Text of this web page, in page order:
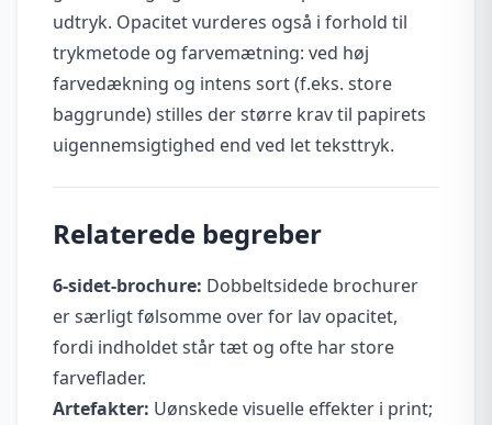
udtryk. Opacitet vurderes også i forhold til
trykmetode og farvemætning: ved høj
farvedækning og intens sort (f.eks. store
baggrunde) stilles der større krav til papirets
uigennemsigtighed end ved let teksttryk.
Relaterede begreber
6-sidet-brochure: Dobbeltsidede brochurer
er særligt følsomme over for lav opacitet,
fordi indholdet står tæt og ofte har store
farveflader.
Artefakter: Uønskede visuelle effekter i print;